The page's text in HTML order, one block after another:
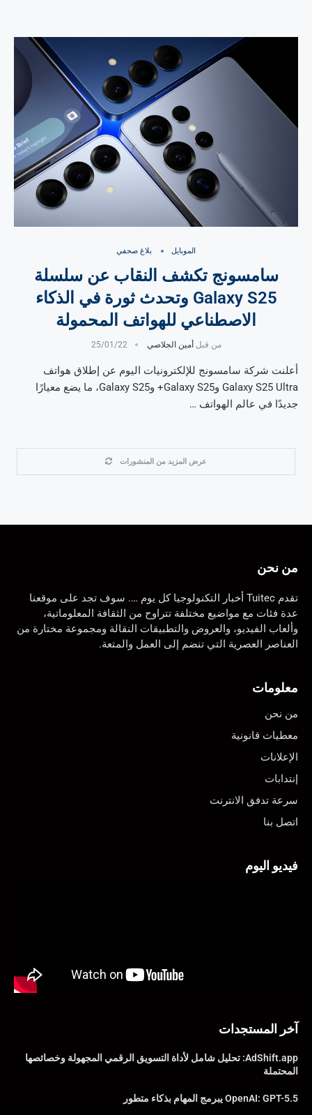
الموبايل بلاغ صحفي
سامسونج تكشف النقاب عن سلسلة
Galaxy S25 وتحدث ثورة في الذكاء
الاصطناعي للهواتف المحمولة
من قبل أمين الجلاصي 25/01/22
أعلنت شركة سامسونج للإلكترونيات اليوم عن إطلاق هواتف
Galaxy S25 Ultra وGalaxy S25+ وGalaxy S25، ما يضع معيارًا
جديدًا في عالم الهواتف …
عرض المزيد من المنشورات
من نحن
تقدم Tuitec أخبار التكنولوجيا كل يوم …. سوف تجد على موقعنا
عدة فئات مع مواضيع مختلفة تتراوح من الثقافة المعلوماتية،
وألعاب الفيديو، والعروض والتطبيقات النقالة ومجموعة مختارة من
العناصر العصرية التي تنضم إلى العمل والمتعة.
معلومات
من نحن
معطيات قانونية
الإعلانات
إنتدابات
سرعة تدفق الانترنت
اتصل بنا
فيديو اليوم
آخر المستجدات
AdShift.app: تحليل شامل لأداة التسويق الرقمي المجهولة وخصائصها
المحتملة
OpenAI: GPT-5.5 يبرمج المهام بذكاء متطور